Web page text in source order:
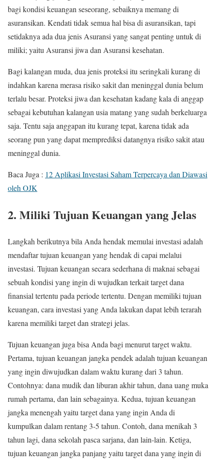
bagi kondisi keuangan seseorang, sebaiknya memang di
asuransikan. Kendati tidak semua hal bisa di asuransikan, tapi
setidaknya ada dua jenis Asuransi yang sangat penting untuk di
miliki; yaitu Asuransi jiwa dan Asuransi kesehatan.
Bagi kalangan muda, dua jenis proteksi itu seringkali kurang di
indahkan karena merasa risiko sakit dan meninggal dunia belum
terlalu besar. Proteksi jiwa dan kesehatan kadang kala di anggap
sebagai kebutuhan kalangan usia matang yang sudah berkeluarga
saja. Tentu saja anggapan itu kurang tepat, karena tidak ada
seorang pun yang dapat memprediksi datangnya risiko sakit atau
meninggal dunia.
Baca Juga : 12 Aplikasi Investasi Saham Terpercaya dan Diawasi
oleh OJK
2. Miliki Tujuan Keuangan yang Jelas
Langkah berikutnya bila Anda hendak memulai investasi adalah
mendaftar tujuan keuangan yang hendak di capai melalui
investasi. Tujuan keuangan secara sederhana di maknai sebagai
sebuah kondisi yang ingin di wujudkan terkait target dana
finansial tertentu pada periode tertentu. Dengan memiliki tujuan
keuangan, cara investasi yang Anda lakukan dapat lebih terarah
karena memiliki target dan strategi jelas.
Tujuan keuangan juga bisa Anda bagi menurut target waktu.
Pertama, tujuan keuangan jangka pendek adalah tujuan keuangan
yang ingin diwujudkan dalam waktu kurang dari 3 tahun.
Contohnya: dana mudik dan liburan akhir tahun, dana uang muka
rumah pertama, dan lain sebagainya. Kedua, tujuan keuangan
jangka menengah yaitu target dana yang ingin Anda di
kumpulkan dalam rentang 3-5 tahun. Contoh, dana menikah 3
tahun lagi, dana sekolah pasca sarjana, dan lain-lain. Ketiga,
tujuan keuangan jangka panjang yaitu target dana yang ingin di